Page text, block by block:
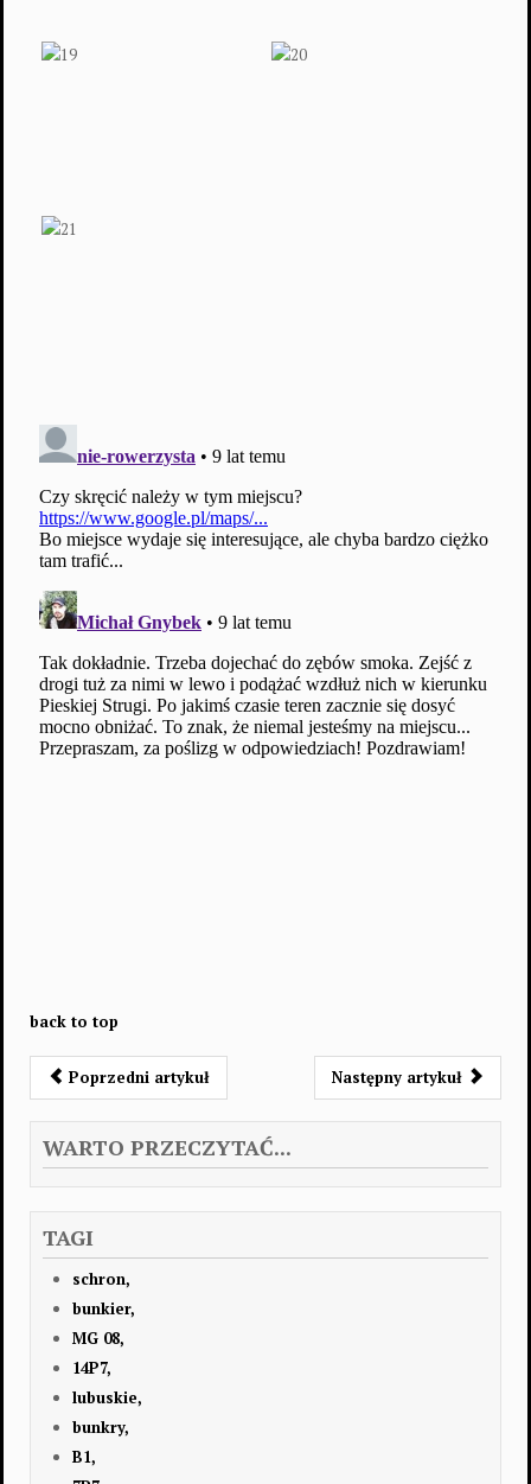
back to top
Poprzedni artykuł Następny artykuł
WARTO PRZECZYTAĆ...
TAGI
schron,
bunkier,
MG 08,
14P7,
lubuskie,
bunkry,
B1,